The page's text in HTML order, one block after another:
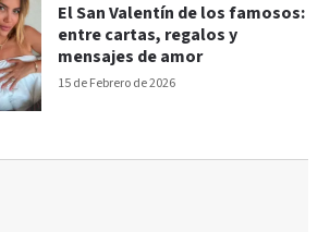
15 de Febrero de 2026
El San Valentín de los famosos:
entre cartas, regalos y
mensajes de amor